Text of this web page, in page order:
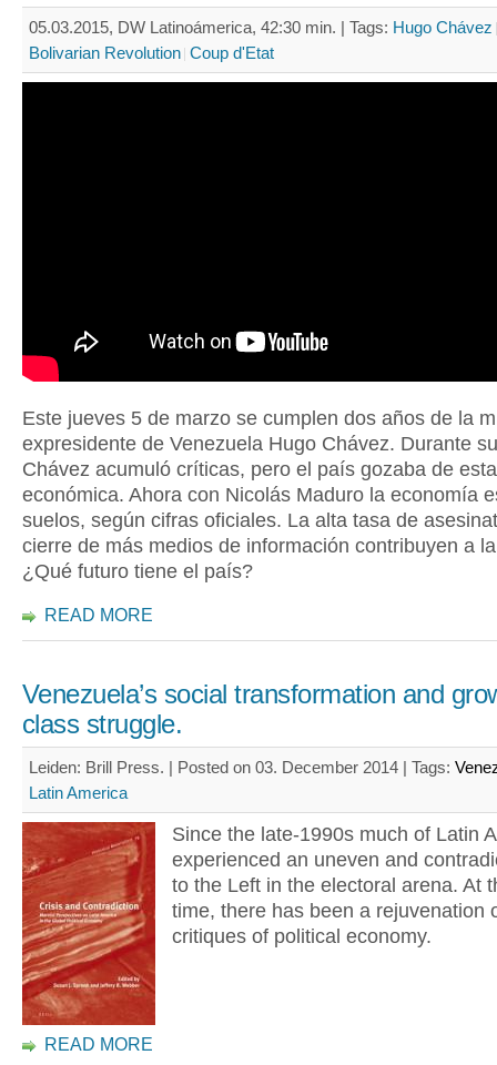
05.03.2015, DW Latinoámerica, 42:30 min. | Tags: Hugo Chávez
Bolivarian Revolution Coup d'Etat
Este jueves 5 de marzo se cumplen dos años de la
expresidente de Venezuela Hugo Chávez. Durante
Chávez acumuló críticas, pero el país gozaba de
económica. Ahora con Nicolás Maduro la economía
suelos, según cifras oficiales. La alta tasa de
cierre de más medios de información contribuyen a
¿Qué futuro tiene el país?
READ MORE
Venezuela’s social transformation and
class struggle.
Leiden: Brill Press. | Posted on 03. December 2014 | Tags:
Latin America
Since the late-1990s much of Latin
experienced an uneven and
to the Left in the electoral arena. At
time, there has been a rejuvenation
critiques of political economy.
READ MORE